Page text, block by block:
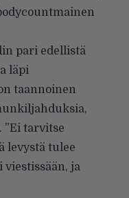
pari edellistä
läpi
taannoinen
tarvitse
levystä tulee
viestissään, ja